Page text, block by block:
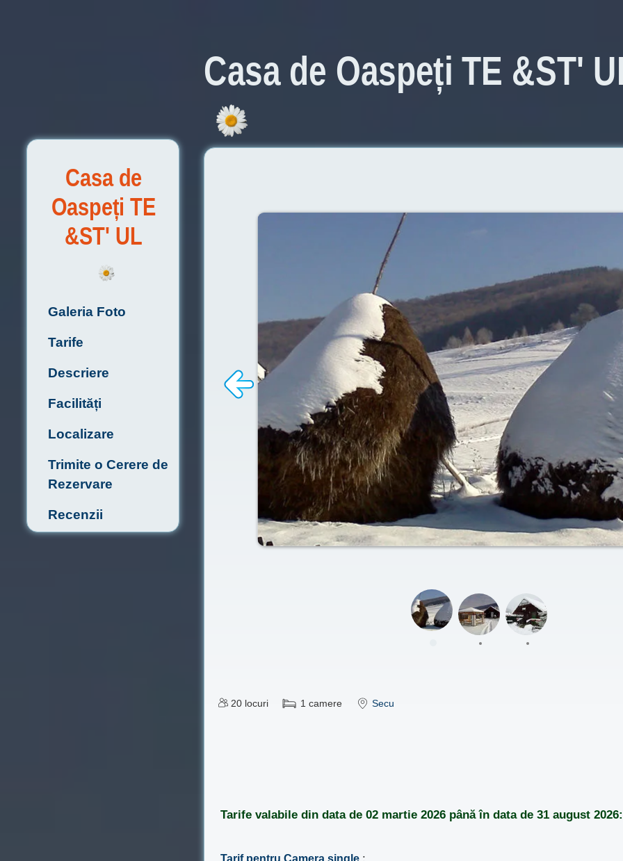
Casa de OaspețiTE &ST'
20 locuri 1 camere Secu
Tarife valabile din data de 02 martie 2026 până în data de 31 august 2026:
Tarif pentru Camera single
Casa de
Oaspeți TE
&ST' UL
Galeria Foto
Tarife
Descriere
Facilități
Localizare
Trimite o Cerere de
Rezervare
Recenzii